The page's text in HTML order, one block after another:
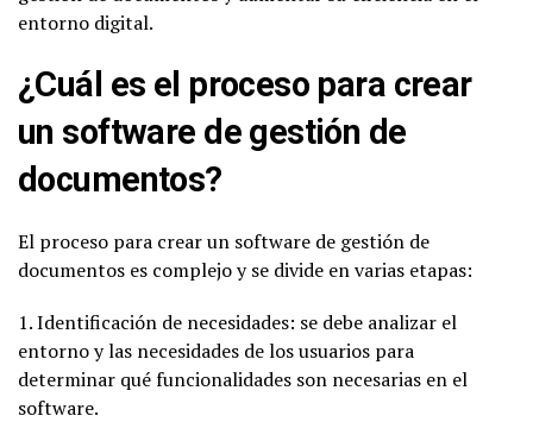
entorno digital.
¿Cuál es el proceso para crear
un software de gestión de
documentos?
El proceso para crear un software de gestión de
documentos es complejo y se divide en varias etapas:
1. Identificación de necesidades: se debe analizar el
entorno y las necesidades de los usuarios para
determinar qué funcionalidades son necesarias en el
software.